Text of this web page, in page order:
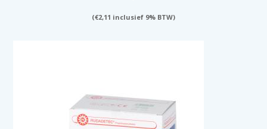
(€2,11 inclusief 9% BTW)